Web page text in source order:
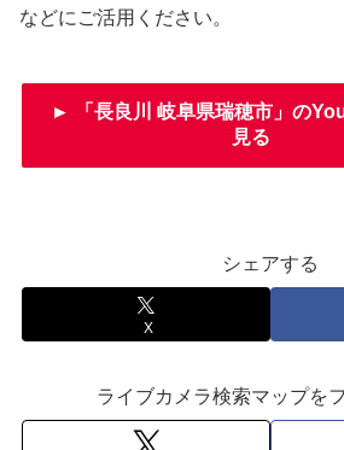
などにご活用ください。
► 「長良川 岐阜県瑞穂市」の
見る
シェアする
X
ライブカメラ検索マップを